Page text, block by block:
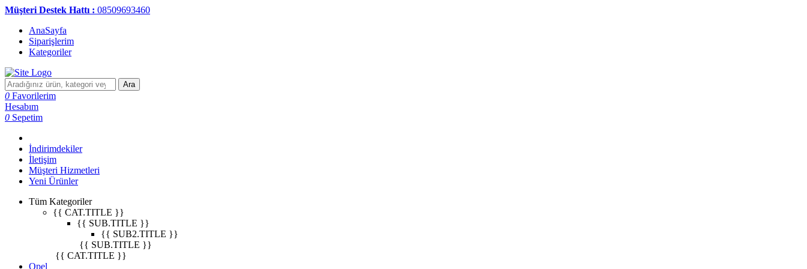
Müşteri Destek Hattı : 08509693460
AnaSayfa
Siparişlerim
Kategoriler
Ara
0 Favorilerim
Hesabım
0 Sepetim
İndirimdekiler
İletişim
Müşteri Hizmetleri
Yeni Ürünler
Tüm Kategoriler
{{ CAT.TITLE }}
{{ SUB.TITLE }}
{{ SUB2.TITLE }}
{{ SUB.TITLE }}
{{ CAT.TITLE }}
Opel